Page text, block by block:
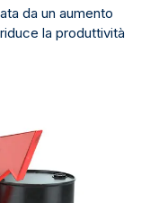
da un aumento
la produttività